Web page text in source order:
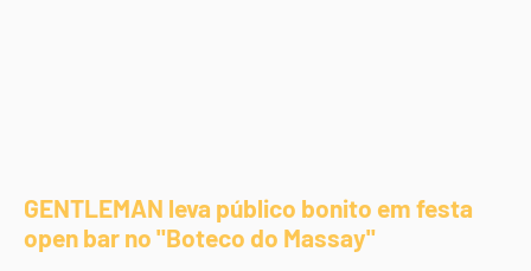
GENTLEMAN leva público bonito em festa
open bar no "Boteco do Massay"